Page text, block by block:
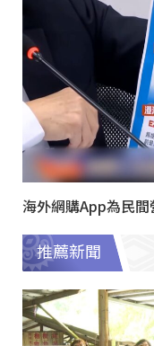
海外網購App為民
推薦新聞